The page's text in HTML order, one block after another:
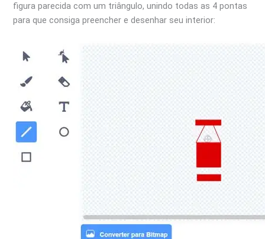
figura parecida com um triângulo, unindo todas as 4 pontas
para que consiga preencher e desenhar seu interior: